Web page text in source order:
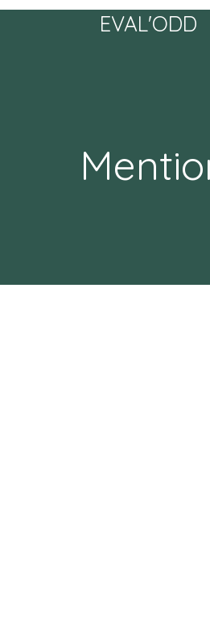
EVAL'ODD